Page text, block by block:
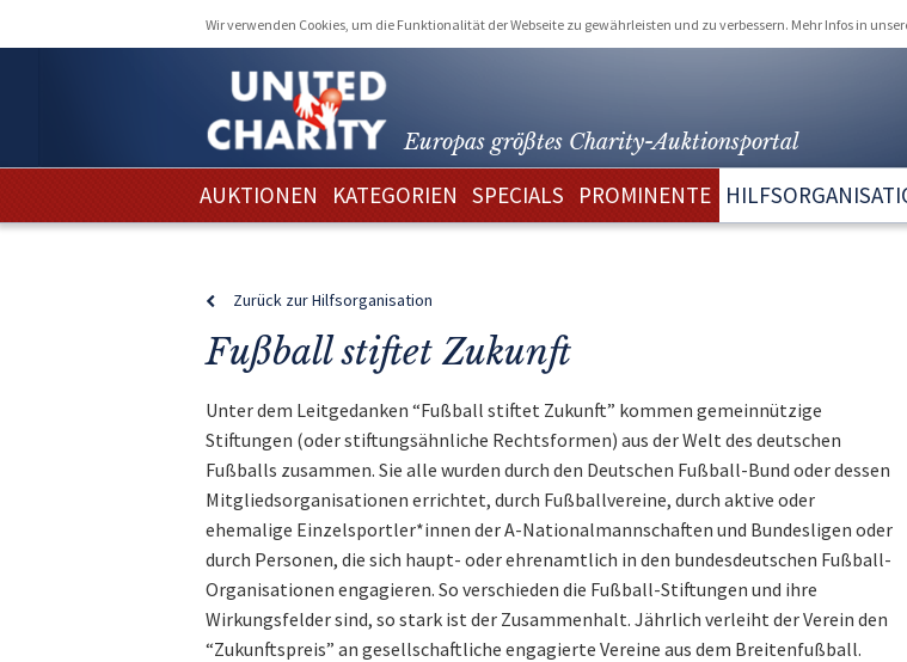
Wir verwenden Cookies, um die Funktionalität der Webseite zu gewährleisten und zu verbessern. Mehr Infos in
Europas größtes Charity-Auktionsportal
AUKTIONEN KATEGORIEN SPECIALS PROMINENTE
Zurück zur Hilfsorganisation
Fußball stiftet Zukunft
Unter dem Leitgedanken “Fußball stiftet Zukunft” kommen gemeinnützige
Stiftungen (oder stiftungsähnliche Rechtsformen) aus der Welt des deutschen
Fußballs zusammen. Sie alle wurden durch den Deutschen Fußball-Bund oder dessen
Mitgliedsorganisationen errichtet, durch Fußballvereine, durch aktive oder
ehemalige Einzelsportler*innen der A-Nationalmannschaften und Bundesligen oder
durch Personen, die sich haupt- oder ehrenamtlich in den bundesdeutschen Fußball-
Organisationen engagieren. So verschieden die Fußball-Stiftungen und ihre
Wirkungsfelder sind, so stark ist der Zusammenhalt. Jährlich verleiht der Verein den
“Zukunftspreis” an gesellschaftliche engagierte Vereine aus dem Breitenfußball.